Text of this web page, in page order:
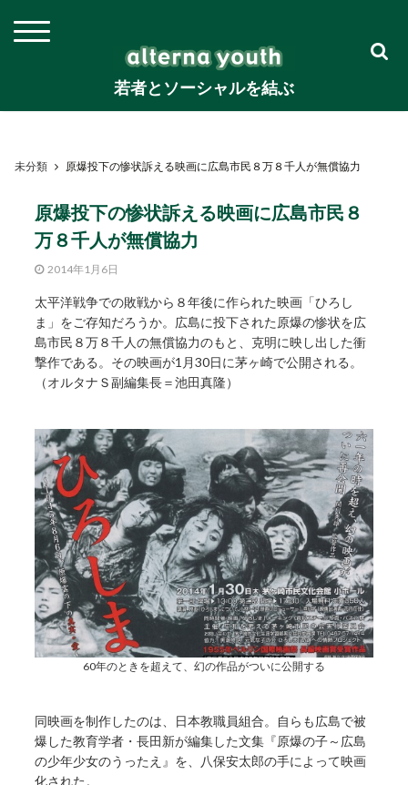
若者とソーシャルを結ぶ
未分類 原爆投下の惨状訴える映画に広島市民８万８千人が無償協力
原爆投下の惨状訴える映画に広島市民８
万８千人が無償協力
2014年1月6日
太平洋戦争での敗戦から８年後に作られた映画「ひろし
ま」をご存知だろうか。広島に投下された原爆の惨状を広
島市民８万８千人の無償協力のもと、克明に映し出した衝
撃作である。その映画が1月30日に茅ヶ崎で公開される。
（オルタナＳ副編集長＝池田真隆）
60年のときを超えて、幻の作品がついに公開する
同映画を制作したのは、日本教職員組合。自らも広島で被
爆した教育学者・長田新が編集した文集『原爆の子～広島
の少年少女のうったえ』を、八保安太郎の手によって映画
化された。